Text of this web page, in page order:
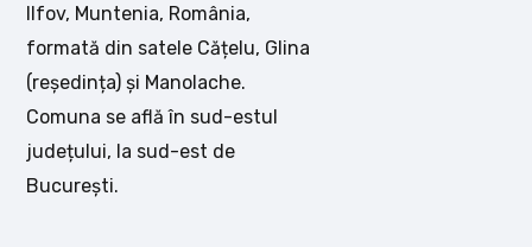
Ilfov, Muntenia, România,
formată din satele Cățelu, Glina
(reședința) și Manolache.
Comuna se află în sud-estul
județului, la sud-est de
București.